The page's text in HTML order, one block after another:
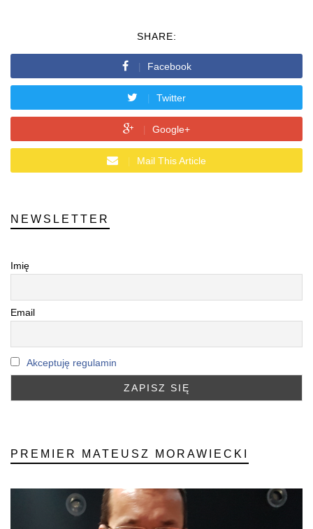
SHARE:
Facebook
Twitter
Google+
Mail This Article
NEWSLETTER
Imię
Email
Akceptuję regulamin
PREMIER MATEUSZ MORAWIECKI